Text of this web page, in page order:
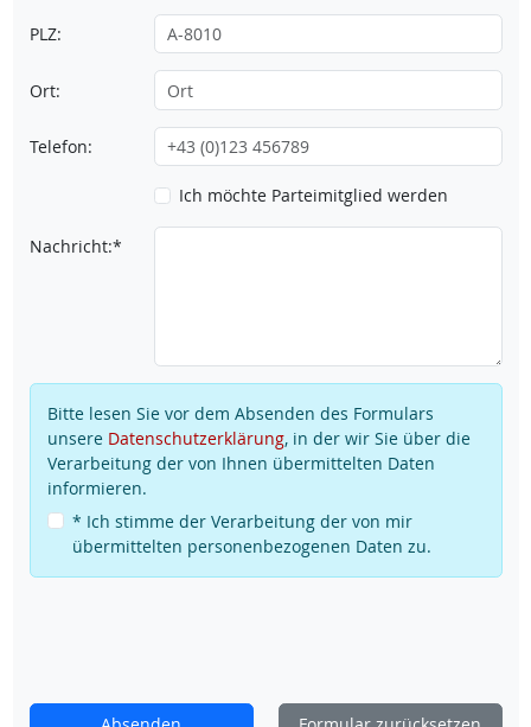
PLZ:
Ort:
Telefon:
Ich möchte Parteimitglied werden
Nachricht:*
Bitte lesen Sie vor dem Absenden des Formulars
unsere Datenschutzerklärung, in der wir Sie über die
Verarbeitung der von Ihnen übermittelten Daten
informieren.
* Ich stimme der Verarbeitung der von mir
übermittelten personenbezogenen Daten zu.